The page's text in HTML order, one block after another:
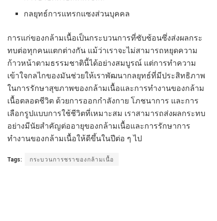
กลยุทธ์การแทรกแซงส่วนบุคคล
การแก่ของกล้ามเนื้อเป็นกระบวนการที่ซับซ้อนซึ่งส่งผลกระ
ทบต่อทุกคนแตกต่างกัน แม้ว่าเราจะไม่สามารถหยุดความ
ก้าวหน้าตามธรรมชาตินี้ได้อย่างสมบูรณ์ แต่การทำความ
เข้าใจกลไกของมันช่วยให้เราพัฒนากลยุทธ์ที่มีประสิทธิภาพ
ในการรักษาสุขภาพของกล้ามเนื้อและการทำงานของกล้าม
เนื้อตลอดชีวิต ด้วยการออกกำลังกาย โภชนาการ และการ
เลือกรูปแบบการใช้ชีวิตที่เหมาะสม เราสามารถส่งผลกระทบ
อย่างมีนัยสำคัญต่ออายุของกล้ามเนื้อและการรักษาการ
ทำงานของกล้ามเนื้อให้ดีขึ้นในปีต่อ ๆ ไป
Tags: กระบวนการชราของกล้ามเนื้อ